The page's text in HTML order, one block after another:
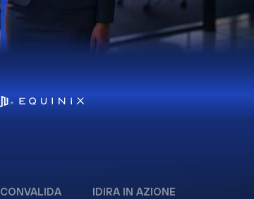
CONVALIDA IDIRA IN AZIONE